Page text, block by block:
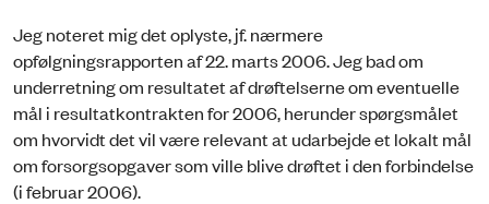
Jeg noteret mig det oplyste, jf. nærmere
opfølgningsrapporten af 22. marts 2006. Jeg bad om
underretning om resultatet af drøftelserne om eventuelle
mål i resultatkontrakten for 2006, herunder spørgsmålet
om hvorvidt det vil være relevant at udarbejde et lokalt mål
om forsorgsopgaver som ville blive drøftet i den forbindelse
(i februar 2006).